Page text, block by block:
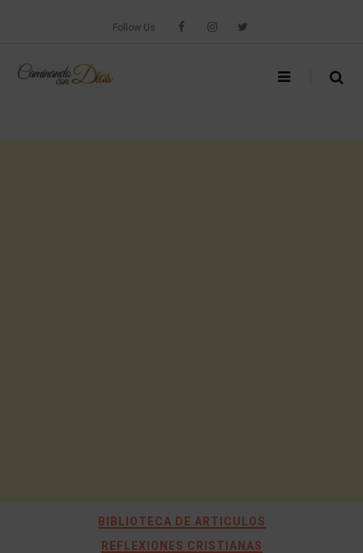
Follow Us
BIBLIOTECA DE ARTICULOS
REFLEXIONES CRISTIANAS